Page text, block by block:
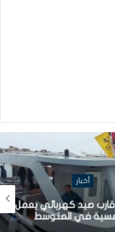
يعمل بالطاقة